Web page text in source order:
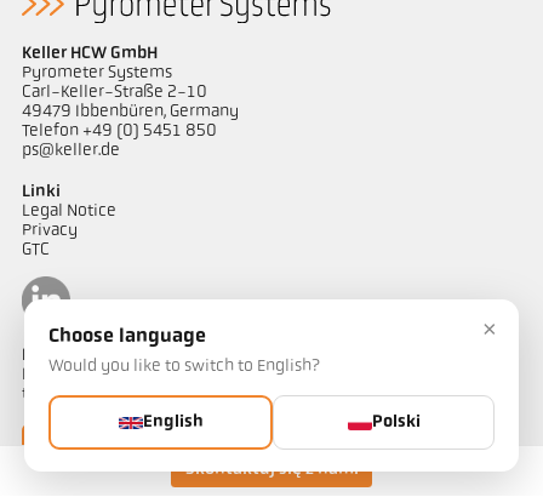
Skontaktuj się z nami
Keller HCW GmbH
Pyrometer Systems
Carl-Keller-Straße 2-10
49479 Ibbenbüren, Germany
Telefon +49 (0) 5451 850
ps@keller.de
Linki
Legal Notice
Privacy
GTC
Kontakt
Mają Państwo pytania dotyczące naszych rozwiązań do pomiaru
temperatury? Nasz zespół chętnie służy pomocą.
Skontaktuj się z nami
×
Choose language
Would you like to switch to English?
English Polski